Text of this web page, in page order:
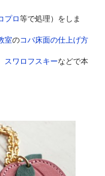
プロ等で処理）をしま
室のコバ床面の仕上げ方
スワロフスキーなどで本